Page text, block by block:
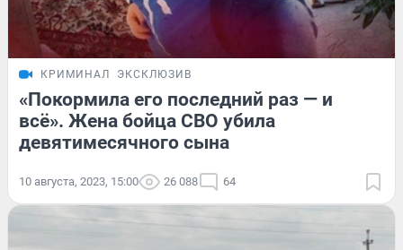
КРИМИНАЛ ЭКСКЛЮЗИВ
«Покормила его последний раз — и
всё». Жена бойца СВО убила
девятимесячного сына
10 августа, 2023, 15:00 26 088 64